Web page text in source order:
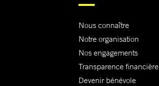
Nous connaître
Notre organisation
Nos engagements
Transparence financière
Devenir bénévole